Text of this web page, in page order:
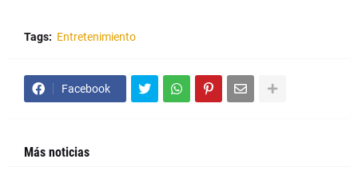
Tags: Entretenimiento
Facebook
Más noticias